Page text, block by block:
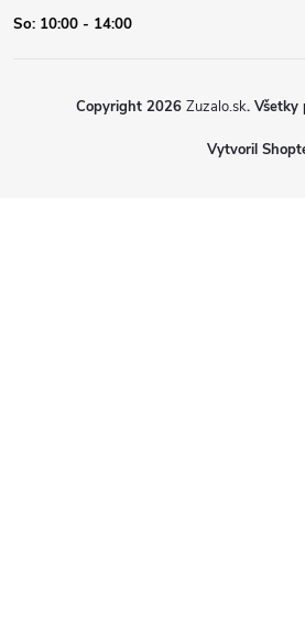
So: 10:00 - 14:00
Vytvoril
Copyright 2026 Zuzalo.sk. Všetky